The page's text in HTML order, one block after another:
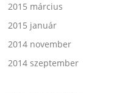
2015 március
2015 január
2014 november
2014 szeptember